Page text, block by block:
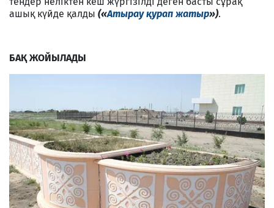
ашық күйде қалды («Атырау қурап жатыр»).
БАҚЖОЙЫЛАДЫ